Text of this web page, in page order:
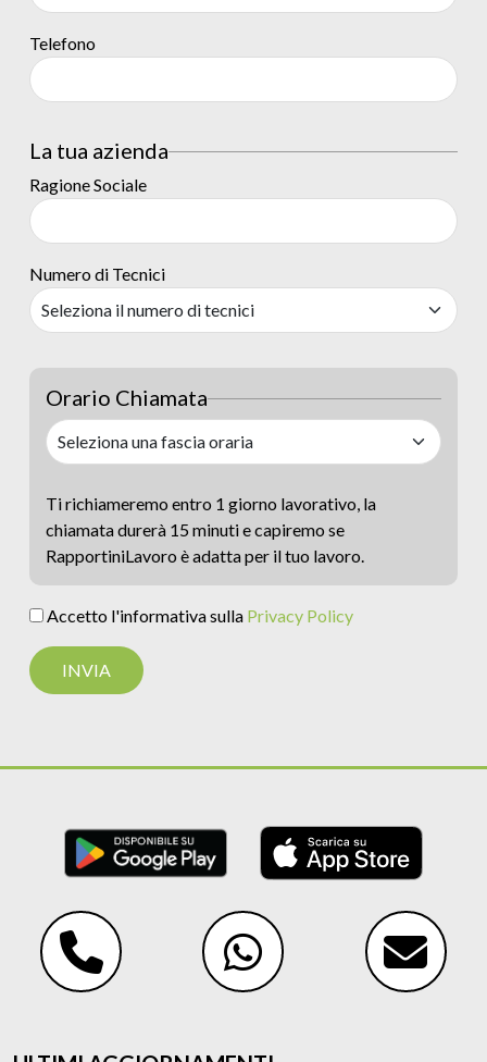
Telefono
La tua azienda
Ragione Sociale
Numero di Tecnici
Orario Chiamata
Ti richiameremo entro 1 giorno lavorativo, la
chiamata durerà 15 minuti e capiremo se
RapportiniLavoro è adatta per il tuo lavoro.
Accetto l'informativa sulla Privacy Policy